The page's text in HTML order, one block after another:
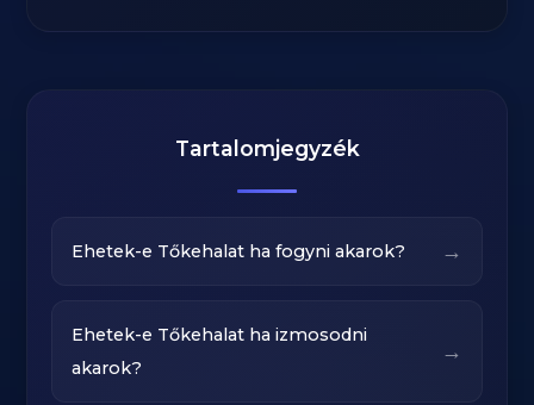
Tartalomjegyzék
Ehetek-e Tőkehalat ha fogyni akarok? →
Ehetek-e Tőkehalat ha izmosodni
akarok?
→